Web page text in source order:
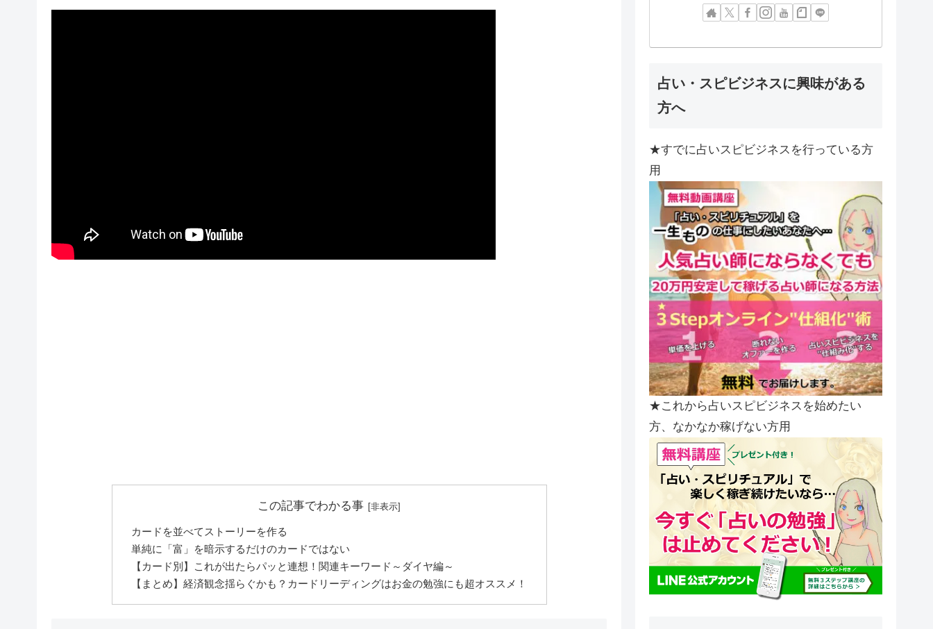
この記事でわかる事
カードを並べてストーリーを作る
単純に「富」を暗示するだけのカードではない
【カード別】これが出たらパッと連想！関連キーワード～ダイヤ編～
【まとめ】経済観念揺らぐかも？カードリーディングはお金の勉強にも超オススメ！
占い・スピビジネスに興味がある
方へ
★すでに占いスピビジネスを行っている方
用
★これから占いスピビジネスを始めたい
方、なかなか稼げない方用